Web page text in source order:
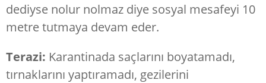
dediyse nolur nolmaz diye sosyal mesafeyi 10
metre tutmaya devam eder.
Terazi: Karantinada saçlarını boyatamadı,
tırnaklarını yaptıramadı, gezilerini